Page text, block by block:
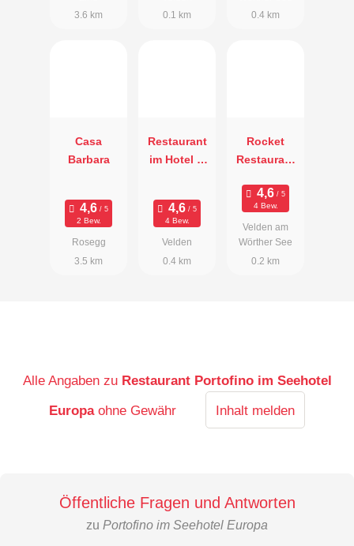
3.6 km
0.1 km
0.4 km
Casa
Barbara
2 Bew.
Rosegg
3.5 km
Restaurant
im Hotel &
4 Bew.
Velden
0.4 km
Rocket
Restaurant
4 Bew.
Velden am
Wörther See
0.2 km
Alle Angaben zu Restaurant Portofino im Seehotel
Europa ohne Gewähr Inhalt melden
Öffentliche Fragen und Antworten
zu Portofino im Seehotel Europa